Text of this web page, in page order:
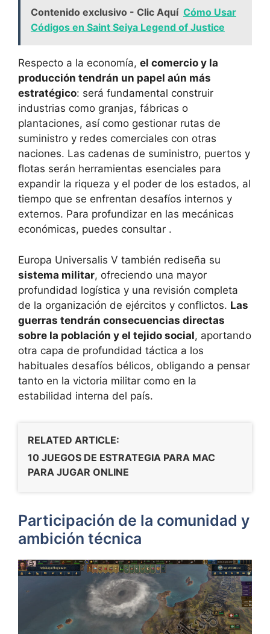
Contenido exclusivo - Clic Aquí Cómo Usar
Códigos en Saint Seiya Legend of Justice
Respecto a la economía, el comercio y la
producción tendrán un papel aún más
estratégico: será fundamental construir
industrias como granjas, fábricas o
plantaciones, así como gestionar rutas de
suministro y redes comerciales con otras
naciones. Las cadenas de suministro, puertos y
flotas serán herramientas esenciales para
expandir la riqueza y el poder de los estados, al
tiempo que se enfrentan desafíos internos y
externos. Para profundizar en las mecánicas
económicas, puedes consultar .
Europa Universalis V también rediseña su
sistema militar, ofreciendo una mayor
profundidad logística y una revisión completa
de la organización de ejércitos y conflictos. Las
guerras tendrán consecuencias directas
sobre la población y el tejido social, aportando
otra capa de profundidad táctica a los
habituales desafíos bélicos, obligando a pensar
tanto en la victoria militar como en la
estabilidad interna del país.
RELATED ARTICLE:
10 JUEGOS DE ESTRATEGIA PARA MAC
PARA JUGAR ONLINE
Participación de la comunidad y
ambición técnica